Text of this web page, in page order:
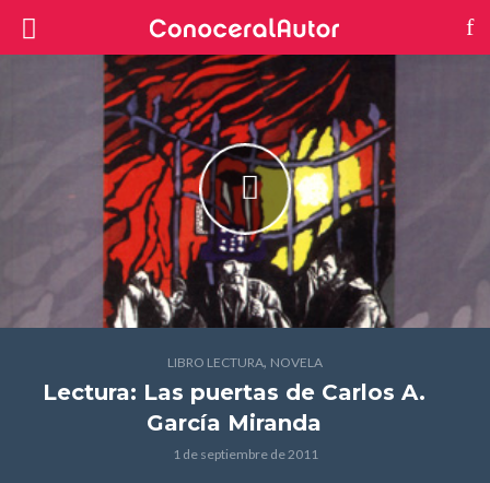
LIBRO LECTURA, NOVELA
Lectura: Las puertas de Carlos A.
García Miranda
1 de septiembre de 2011